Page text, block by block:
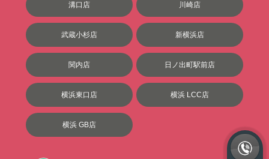
溝口店 川崎店
武蔵小杉店 新横浜店
関内店 日ノ出町駅前店
横浜東口店 横浜 LCC店
横浜 GB店